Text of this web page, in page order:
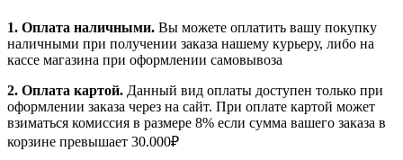
1. Оплата наличными. Вы можете оплатить вашу покупку
наличными при получении заказа нашему курьеру, либо на
кассе магазина при оформлении самовывоза
2. Оплата картой. Данный вид оплаты доступен только при
оформлении заказа через на сайт. При оплате картой может
взиматься комиссия в размере 8% если сумма вашего заказа в
корзине превышает 30.000₽